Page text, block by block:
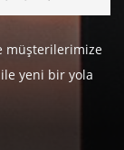
müşterilerimize
yeni bir yola